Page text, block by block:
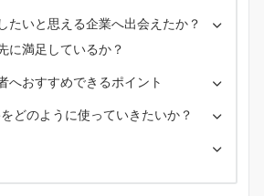
たいと思える企業へ出会えたか？
に満足しているか？
へおすすめできるポイント
どのように使っていきたいか？